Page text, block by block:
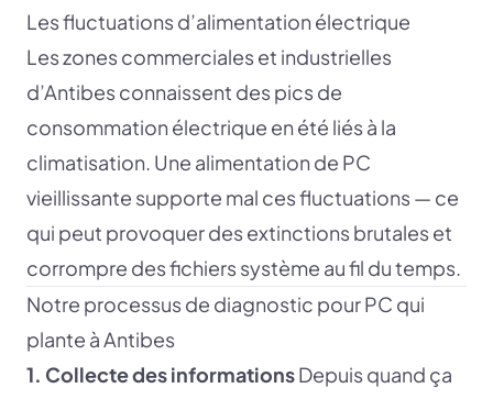
Les fluctuations d’alimentation électrique
Les zones commerciales et industrielles
d’Antibes connaissent des pics de
consommation électrique en été liés à la
climatisation. Une alimentation de PC
vieillissante supporte mal ces fluctuations — ce
qui peut provoquer des extinctions brutales et
corrompre des fichiers système au fil du temps.
Notre processus de diagnostic pour PC qui
plante à Antibes
1. Collecte des informationsDepuis quand ça